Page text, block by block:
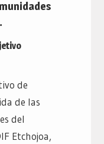
de
de las
del
Etchojoa,